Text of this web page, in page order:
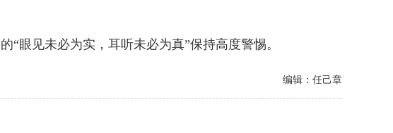
见未必为实，耳听未必为真”保持高度警惕。
编辑：任己章